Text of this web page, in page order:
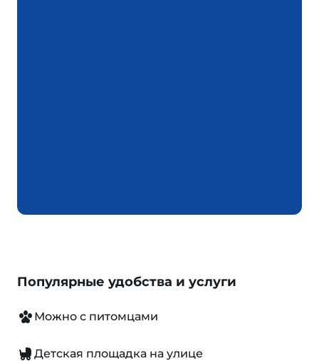
Популярные удобства и услуги
Можно с питомцами
Детская площадка на улице